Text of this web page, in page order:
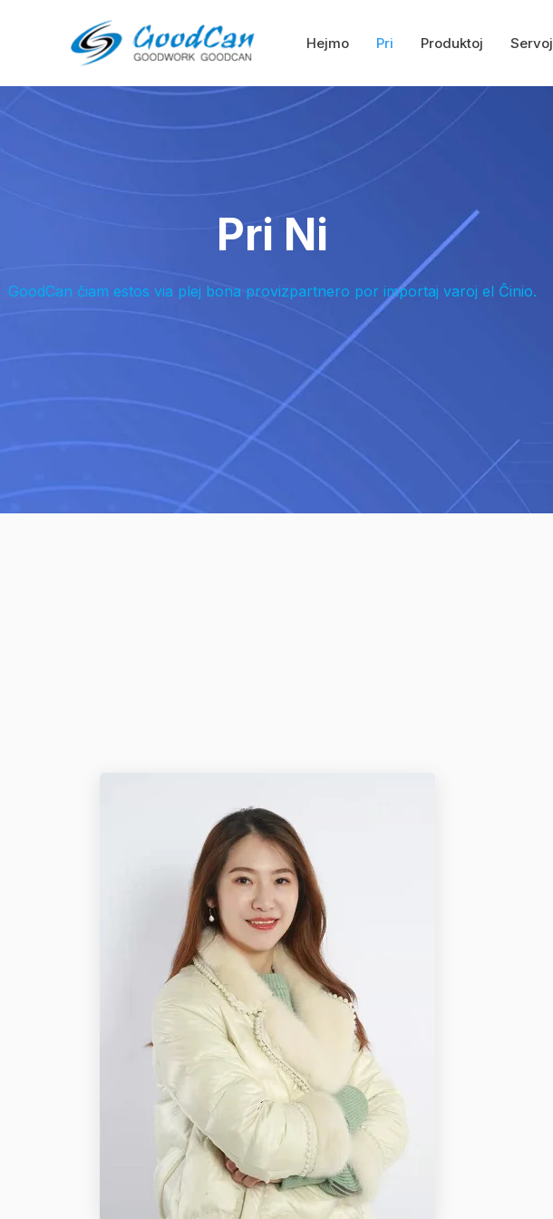
Hejmo Pri Produktoj Servoj
Pri Ni
GoodCan ĉiam estos via plej bona provizpartnero por importaj varoj el Ĉinio.